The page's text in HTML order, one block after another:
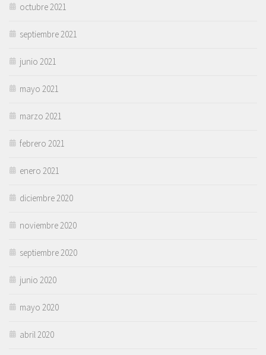
octubre 2021
septiembre 2021
junio 2021
mayo 2021
marzo 2021
febrero 2021
enero 2021
diciembre 2020
noviembre 2020
septiembre 2020
junio 2020
mayo 2020
abril 2020